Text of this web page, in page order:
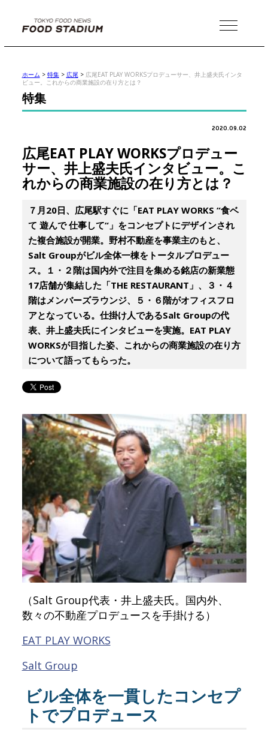
MENU
ホーム > 特集> 広尾> 広尾EAT PLAY WORKSプロデューサー、井上盛夫氏インタ
ビュー。これからの商業施設の在り方とは？
特集
2020.09.02
広尾EAT PLAY WORKSプロデュー
サー、井上盛夫氏インタビュー。こ
れからの商業施設の在り方とは？
７月20日、広尾駅すぐに「EAT PLAY WORKS “食ベ
て 遊んで 仕事して“」をコンセプトにデザインされ
た複合施設が開業。野村不動産を事業主のもと、
Salt Groupがビル全体一棟をトータルプロデュー
ス。１・２階は国内外で注目を集める銘店の新業態
17店舗が集結した「THE RESTAURANT」、３・４
階はメンバーズラウンジ、５・６階がオフィスフロ
アとなっている。仕掛け人であるSalt Groupの代
表、井上盛夫氏にインタビューを実施。EAT PLAY
WORKSが目指した姿、これからの商業施設の在り方
について語ってもらった。
（Salt Group代表・井上盛夫氏。国内外、
数々の不動産プロデュースを手掛ける）
EAT PLAY WORKS
Salt Group
ビル全体を一貫したコンセプ
トでプロデュース